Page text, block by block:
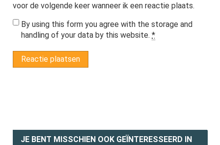
voor de volgende keer wanneer ik een reactie plaats.
By using this form you agree with the storage and
handling of your data by this website.*
JE BENT MISSCHIEN OOK GEÏNTERESSEERD IN